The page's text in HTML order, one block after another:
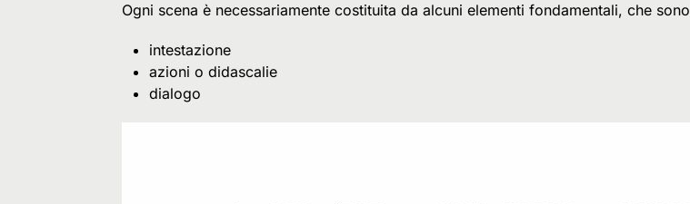
Ogni scena è necessariamente costituita da alcuni elementi fondamentali, che
intestazione
azioni o didascalie
dialogo